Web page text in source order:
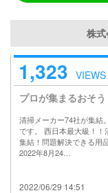
株
1,323 VIEWS
プロが集まるおそ
清掃メーカー74社が集結
です。 西日本最大級！！
集結！問題解決できる用
2022年8月24…
2022/06/29 14:51